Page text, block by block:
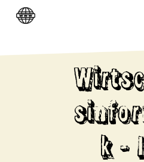
k -